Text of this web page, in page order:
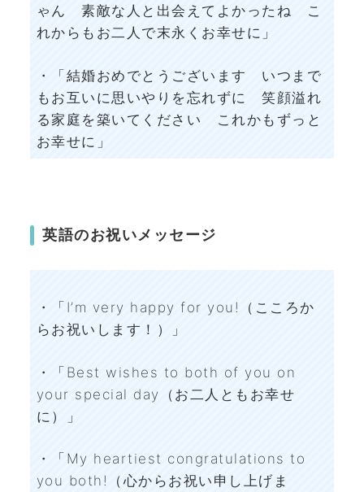
ゃん 素敵な人と出会えてよかったね こ
れからもお二人で末永くお幸せに」
・「結婚おめでとうございます いつまで
もお互いに思いやりを忘れずに 笑顔溢れ
る家庭を築いてください これかもずっと
お幸せに」
英語のお祝いメッセージ
・「I’m very happy for you!（こころか
らお祝いします！）」
・「Best wishes to both of you on
your special day（お二人ともお幸せ
に）」
・「My heartiest congratulations to
you both!（心からお祝い申し上げま